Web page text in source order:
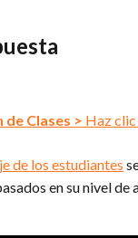
de Clases > Haz clic
de los estudiantes
en su nivel de